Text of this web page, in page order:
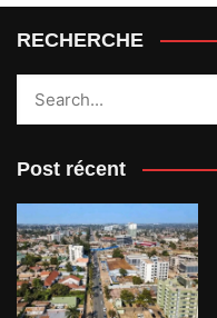
RECHERCHE
Post récent